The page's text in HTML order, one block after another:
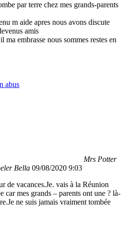
par terre chez mes grands-parents
m aide apres nous avons discute
amis
ma embrasse nous sommes restes en
abus
Mrs Potter
Bella 09/08/2020 9:03
de vacances.Je. vais à la Réunion
car mes grands – parents ont une ? là-
ne suis jamais vraiment tombée